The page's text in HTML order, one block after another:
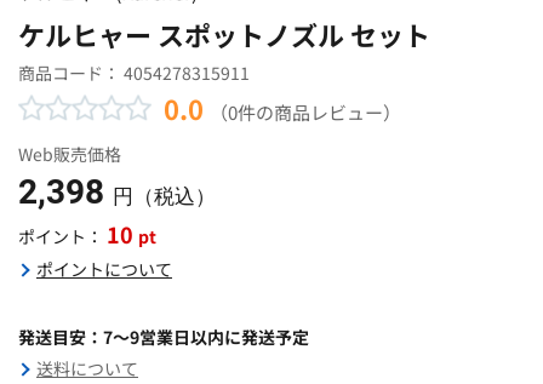
ケルヒャー スポットノズル セット
商品コード： 4054278315911
0.0 （0件の商品レビュー）
Web販売価格
2,398 円（税込）
ポイント： 10 pt
ポイントについて
発送目安：7～9営業日以内に発送予定
送料について